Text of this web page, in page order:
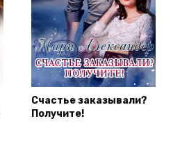
Счастье заказывали?
Получите!